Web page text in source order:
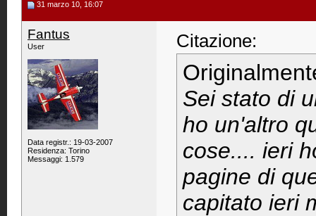
31 marzo 10, 16:07
Fantus
User
Data registr.: 19-03-2007
Residenza: Torino
Messaggi: 1.579
Citazione:
Sei stato di
ho un'altro
cose.... ieri
pagine di
capitato ieri